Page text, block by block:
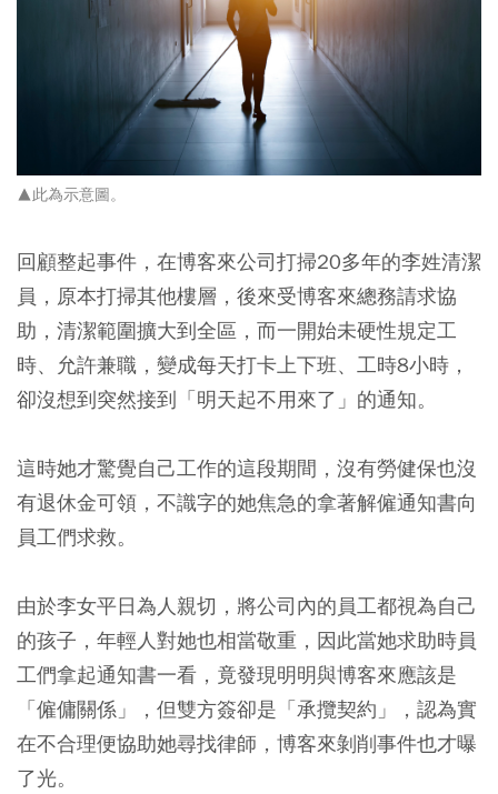
▲此為示意圖。
回顧整起事件，在博客來公司打掃20多年的李姓清潔
員，原本打掃其他樓層，後來受博客來總務請求協
助，清潔範圍擴大到全區，而一開始未硬性規定工
時、允許兼職，變成每天打卡上下班、工時8小時，
卻沒想到突然接到「明天起不用來了」的通知。
這時她才驚覺自己工作的這段期間，沒有勞健保也沒
有退休金可領，不識字的她焦急的拿著解僱通知書向
員工們求救。
由於李女平日為人親切，將公司內的員工都視為自己
的孩子，年輕人對她也相當敬重，因此當她求助時員
工們拿起通知書一看，竟發現明明與博客來應該是
「僱傭關係」，但雙方簽卻是「承攬契約」，認為實
在不合理便協助她尋找律師，博客來剝削事件也才曝
了光。